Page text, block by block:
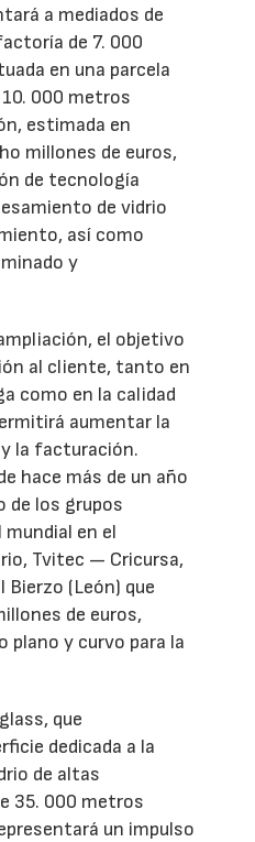
a mediados de
de 7. 000
en una parcela
000 metros
estimada en
millones de euros,
de tecnología
de vidrio
así como
y
el objetivo
al cliente, tanto en
como en la calidad
aumentar la
la facturación.
hace más de un año
de los grupos
en el
Tvitec — Cricursa,
Bierzo (León) que
de euros,
plano y curvo para la
que
dedicada a la
de altas
35. 000 metros
un impulso